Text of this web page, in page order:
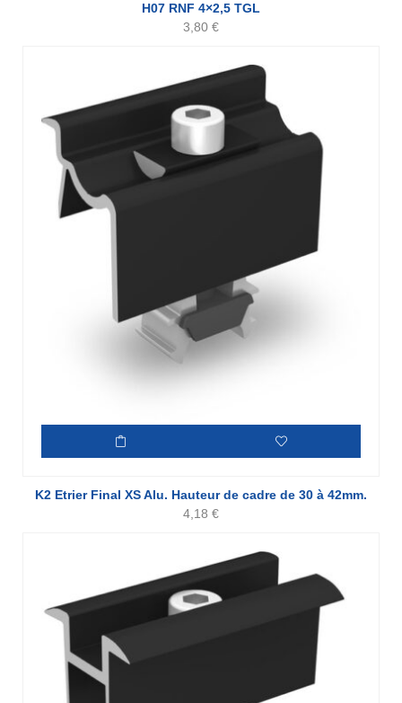
H07 RNF 4×2,5 TGL
3,80 €
K2 Etrier Final XS Alu. Hauteur de cadre de 30 à 42mm.
4,18 €